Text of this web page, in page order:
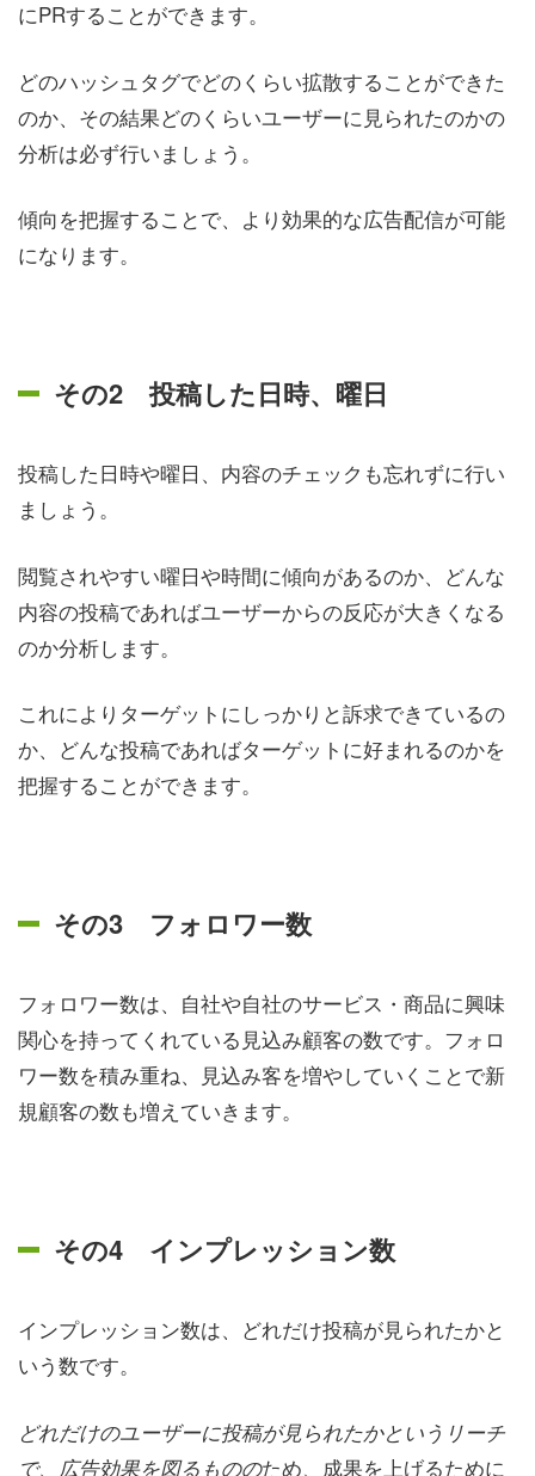
にPRすることができます。
どのハッシュタグでどのくらい拡散することができた
のか、その結果どのくらいユーザーに見られたのかの
分析は必ず行いましょう。
傾向を把握することで、より効果的な広告配信が可能
になります。
その2 投稿した日時、曜日
投稿した日時や曜日、内容のチェックも忘れずに行い
ましょう。
閲覧されやすい曜日や時間に傾向があるのか、どんな
内容の投稿であればユーザーからの反応が大きくなる
のか分析します。
これによりターゲットにしっかりと訴求できているの
か、どんな投稿であればターゲットに好まれるのかを
把握することができます。
その3 フォロワー数
フォロワー数は、自社や自社のサービス・商品に興味
関心を持ってくれている見込み顧客の数です。フォロ
ワー数を積み重ね、見込み客を増やしていくことで新
規顧客の数も増えていきます。
その4 インプレッション数
インプレッション数は、どれだけ投稿が見られたかと
いう数です。
どれだけのユーザーに投稿が見られたかというリーチ
で、 広告効果を図るもののため、成果を上げるために